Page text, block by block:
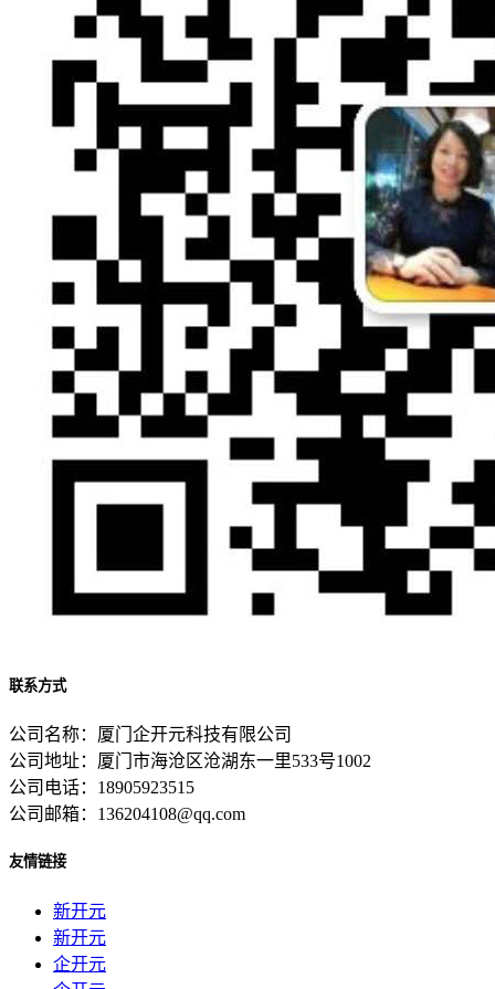
联系方式
公司名称：厦门企开元科技有限公司
公司地址：厦门市海沧区沧湖东一里533号1002
公司电话：18905923515
公司邮箱：136204108@qq.com
友情链接
新开元
新开元
企开元